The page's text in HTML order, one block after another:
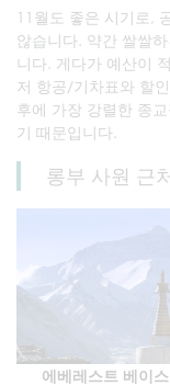
11월도 좋은 시기로,
않습니다. 약간 쌀쌀
니다. 게다가 예산이
저 항공/기차표와 할
후에 가장 강렬한 종
기 때문입니다.
롱부 사원 근
에베레스트 베이